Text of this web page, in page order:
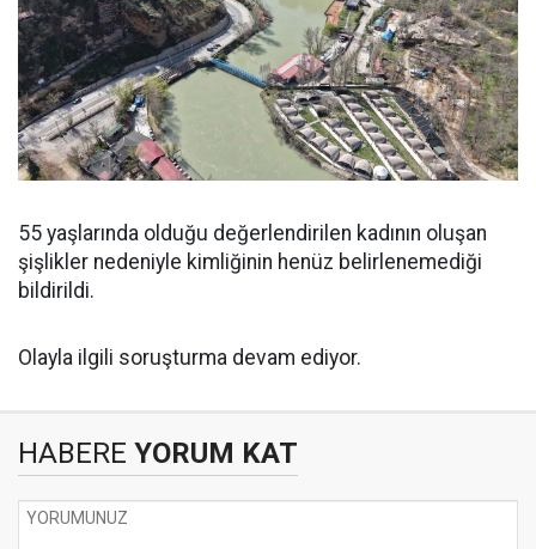
55 yaşlarında olduğu değerlendirilen kadının oluşan
şişlikler nedeniyle kimliğinin henüz belirlenemediği
bildirildi.
Olayla ilgili soruşturma devam ediyor.
HABERE YORUM KAT